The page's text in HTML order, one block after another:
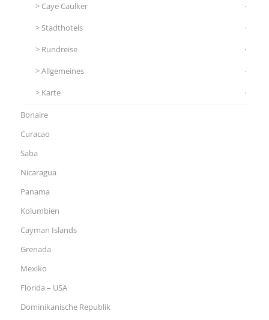
Caye Caulker
Stadthotels
Rundreise
Allgemeines
Karte
Bonaire
Curacao
Saba
Nicaragua
Panama
Kolumbien
Cayman Islands
Grenada
Mexiko
Florida – USA
Dominikanische Republik